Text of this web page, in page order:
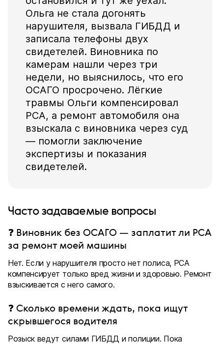
Ольга не стала догонять
нарушителя, вызвала ГИБДД и
записала телефоны двух
свидетелей. Виновника по
камерам нашли через три
недели, но выяснилось, что его
ОСАГО просрочено. Лёгкие
травмы Ольги компенсировал
РСА, а ремонт автомобиля она
взыскала с виновника через суд
— помогли заключение
экспертизы и показания
свидетелей.
Часто задаваемые вопросы
❓ Виновник без ОСАГО — заплатит ли РСА
за ремонт моей машины
Нет. Если у нарушителя просто нет полиса, РСА
компенсирует только вред жизни и здоровью. Ремонт
взыскивается с него самого.
❓ Сколько времени ждать, пока ищут
скрывшегося водителя
Розыск ведут силами ГИБДД и полиции. Пока